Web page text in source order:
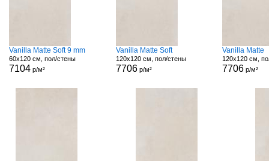
Vanilla Matte Soft 9 mm
60x120 см, пол/стены
7104 р/м²
Vanilla Matte Soft
120x120 см, пол/стены
7706р/м²
Vanilla Matte
120x120 см,
7706р/м²